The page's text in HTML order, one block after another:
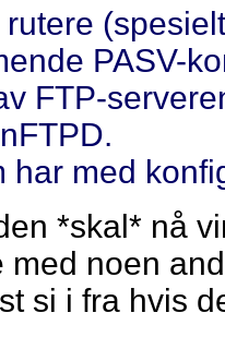
PASV-
FTP-
har med
*skal* nå
med noen
si i fra hvis